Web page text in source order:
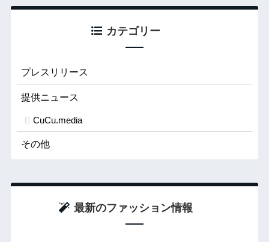
カテゴリー
プレスリリース
提供ニュース
CuCu.media
その他
最新のファッション情報